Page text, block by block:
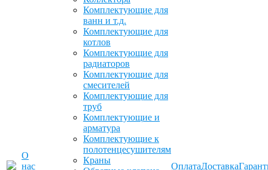
О
нас
Комплектующие для
ванн и т.д.
Комплектующие для
котлов
Комплектующие для
радиаторов
Комплектующие для
смесителей
Комплектующие для
труб
Комплектующие и
арматура
Комплектующие к
полотенцесушителям
Краны
ОплатаДоставка